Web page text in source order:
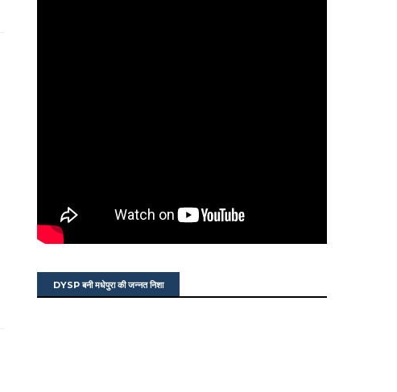
DYSP बनी मधेपुरा की जन्नत निशा